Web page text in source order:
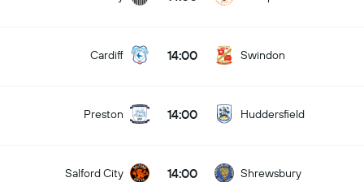
Cardiff 14:00 Swindon
Preston 14:00 Huddersfield
Salford City 14:00 Shrewsbury